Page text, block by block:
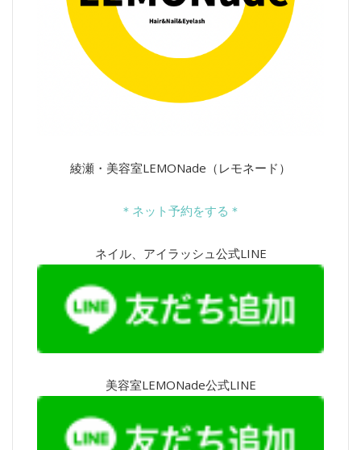
綾瀬・美容室LEMONade（レモネード）
＊ネット予約をする＊
ネイル、アイラッシュ公式LINE
美容室LEMONade公式LINE